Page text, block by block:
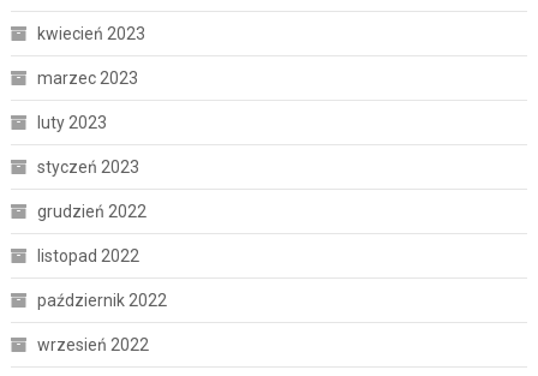
kwiecień 2023
marzec 2023
luty 2023
styczeń 2023
grudzień 2022
listopad 2022
październik 2022
wrzesień 2022